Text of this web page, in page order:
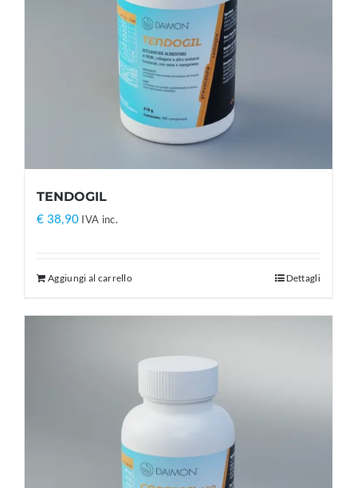
TENDOGIL
€ 38,90 IVA inc.
Aggiungi al carrello Dettagli